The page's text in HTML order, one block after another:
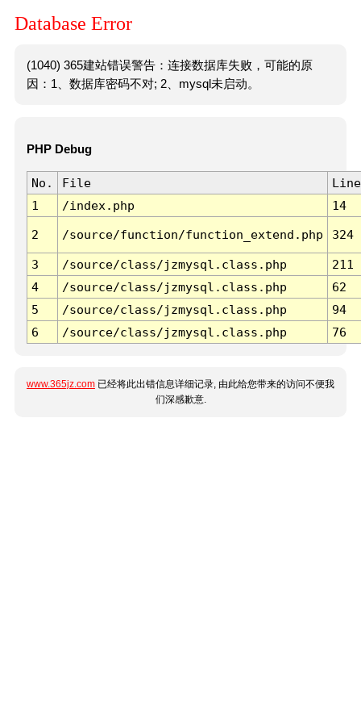
Database Error
(1040) 365建站错误警告：连接数据库失败，可能的原
因：1、数据库密码不对; 2、mysql未启动。
PHP Debug
No. File
Line
1
/index.php 14
2 /source/function/function_extend.php 324
3 /source/class/jzmysql.class.php
211
4
/source/class/jzmysql.class.php
62
5
/source/class/jzmysql.class.php
94
6
/source/class/jzmysql.class.php 76
www.365jz.com 已经将此出错信息详细记录, 由此给您带来的访问不便我
们深感歉意.